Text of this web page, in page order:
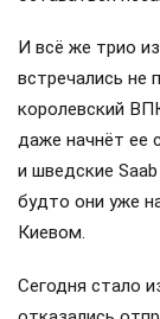
И всё же трио
встречались не
королевский
даже начнёт ее
и шведские
будто они уже
Киевом.
Сегодня стало